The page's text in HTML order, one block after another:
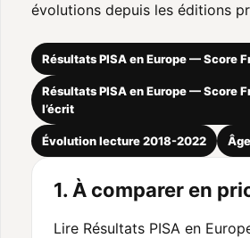
évolutions depuis les éditions
Résultats PISA en Europe — Score
Résultats PISA en Europe — Score
l’écrit
Évolution lecture 2018-2022
1. À comparer en
Lire Résultats PISA en